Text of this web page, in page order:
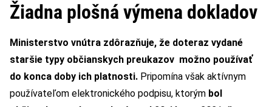
Žiadna plošná výmena dokladov
Ministerstvo vnútra zdôrazňuje, že doteraz vydané
staršie typy občianskych preukazov možno používať
do konca doby ich platnosti. Pripomína však aktívnym
používateľom elektronického podpisu, ktorým bol